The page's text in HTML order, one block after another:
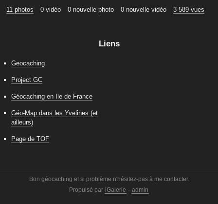
11 photos 0 vidéo 0 nouvelle photo 0 nouvelle vidéo 3 589 vues
Liens
Geocaching
Project GC
Géocaching en Ile de France
Géo-Map dans les Yvelines (et
ailleurs)
Page de TOF
Bon géocaching et si problème n'hésitez-pas à me contacter.
Propulsé par iGalerie - admin